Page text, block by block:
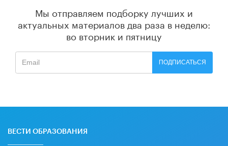
Мы отправляем подборку лучших и
актуальных материалов два раза в неделю:
во вторник и пятницу
ПОДПИСАТЬСЯ
ВЕСТИ ОБРАЗОВАНИЯ